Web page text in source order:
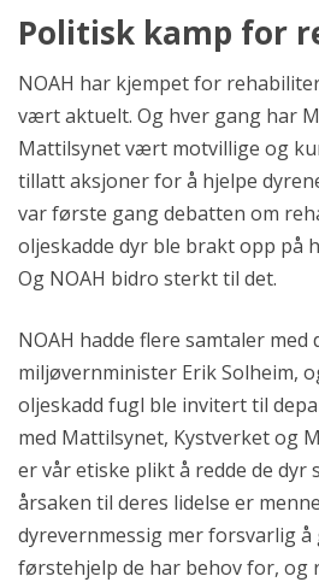
Politisk kamp for
NOAH har kjempet for
vært aktuelt. Og hver gang har
Mattilsynet vært motvillige og
tillatt aksjoner for å hjelpe
var første gang debatten om
oljeskadde dyr ble brakt opp på
Og NOAH bidro sterkt til det.
NOAH hadde flere samtaler med
miljøvernminister Erik Solheim,
oljeskadd fugl ble invitert til
med Mattilsynet, Kystverket og
er vår etiske plikt å redde de dyr
årsaken til deres lidelse er
dyrevernmessig mer forsvarlig å
førstehjelp de har behov for, og